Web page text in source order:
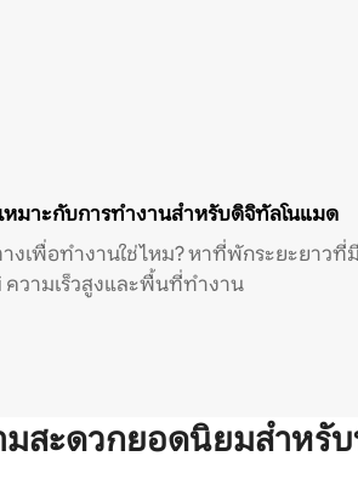
มาะกับการทำงานสำหรับดิจิทัลโนแมด
งเพื่อทำงานใช่ไหม? หาที่พักระยะยาวที่มี
ความเร็วสูงและพื้นที่ทำงาน
มสะดวกยอดนิยมสำหรั